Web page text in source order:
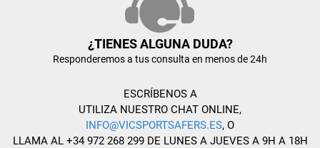
¿TIENES ALGUNA DUDA?
Responderemos a tus consulta en menos de 24h
ESCRÍBENOS A
UTILIZA NUESTRO CHAT ONLINE,
INFO@VICSPORTSAFERS.ES, O
LLAMA AL +34 972 268 299 DE LUNES A JUEVES A 9H A 18H